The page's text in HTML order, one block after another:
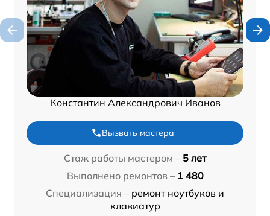
Константин Александрович Иванов
Вызвать мастера
Стаж работы мастером – 5 лет
Выполнено ремонтов – 1 480
Специализация – ремонт ноутбуков и
клавиатур